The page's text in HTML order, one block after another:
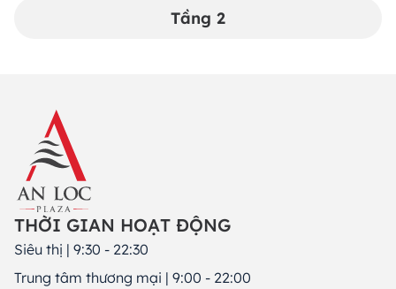
Tầng 2
THỜI GIAN HOẠT ĐỘNG
Siêu thị | 9:30 - 22:30
Trung tâm thương mại | 9:00 - 22:00